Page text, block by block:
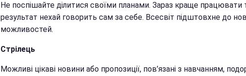
Не поспішайте ділитися своїми планами. Зараз краще працювати
результат нехай говорить сам за себе. Всесвіт підштовхне до
можливостей.
Стрілець
Можливі цікаві новини або пропозиції, пов’язані з навчанням,